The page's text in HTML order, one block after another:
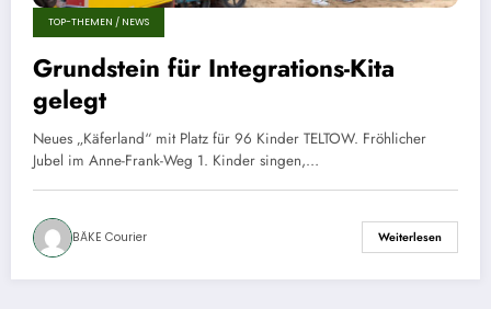
TOP-THEMEN / NEWS
Grundstein für Integrations-Kita
gelegt
Neues „Käferland“ mit Platz für 96 Kinder TELTOW. Fröhlicher
Jubel im Anne-Frank-Weg 1. Kinder singen,…
BÄKE Courier Weiterlesen